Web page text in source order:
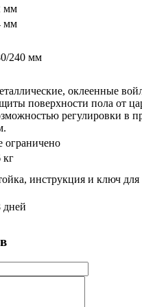
мм
мм
240 мм
оклеенные
поверхности пола от
регулировки в
ограничено
кг
инструкция и ключ для
дней